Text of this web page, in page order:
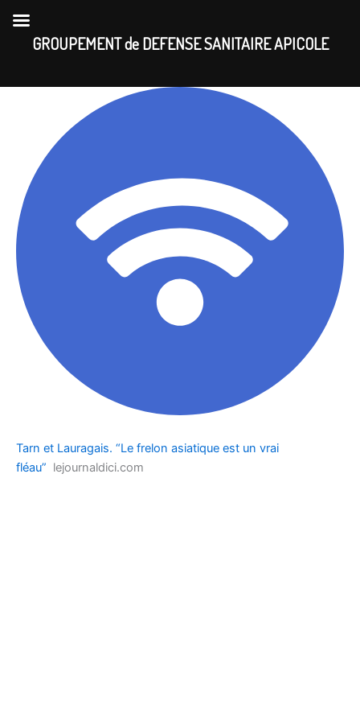
content
Tarn et Lauragais. “Le frelon asiatique est un vrai
fléau” lejournaldici.com
GROUPEMENT de DEFENSE SANITAIRE APICOLE